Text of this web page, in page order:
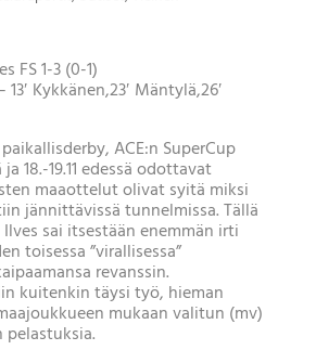
FS 1-3 (0-1)
Kykkänen,23′ Mäntylä,26′
ACE:n SuperCup
18.-19.11 edessä odottavat
maaottelut olivat syitä miksi
jännittävissä tunnelmissa. Tällä
sai itsestään enemmän irti
toisessa ”virallisessa”
revanssin.
kuitenkin täysi työ, hieman
mukaan valitun (mv)